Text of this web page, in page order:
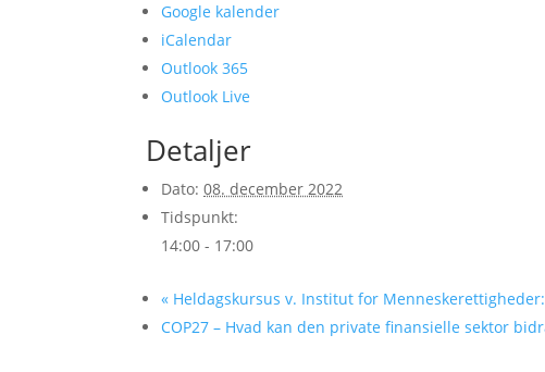
Google kalender
iCalendar
Outlook 365
Outlook Live
Detaljer
Dato: 08. december 2022
Tidspunkt:
14:00 - 17:00
« Heldagskursus v. Institut for
COP27 – Hvad kan den private finansielle sektor